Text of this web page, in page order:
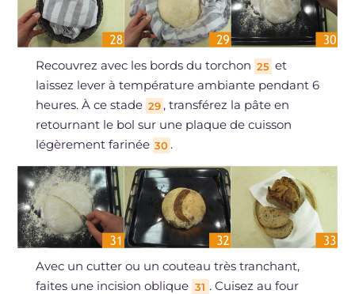
Recouvrez avec les bords du torchon 25 et
laissez lever à température ambiante pendant 6
heures. À ce stade 29 , transférez la pâte en
retournant le bol sur une plaque de cuisson
légèrement farinée 30 .
Avec un cutter ou un couteau très tranchant,
faites une incision oblique 31 . Cuisez au four